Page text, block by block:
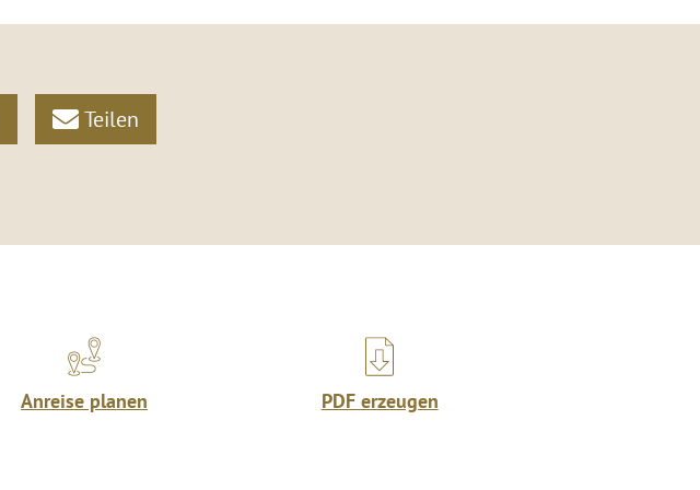
Teilen
Anreise planen PDF erzeugen